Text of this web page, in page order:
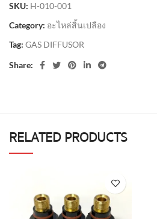
SKU: H-010-001
Category: อะไหล่สิ้นเปลือง
Tag: GAS DIFFUSOR
Share:
RELATED PRODUCTS